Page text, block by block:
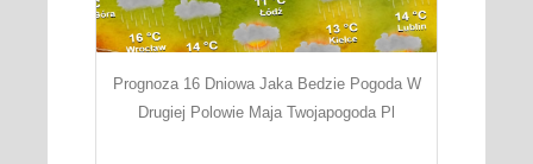
Prognoza 16 Dniowa Jaka Bedzie Pogoda W
Drugiej Polowie Maja Twojapogoda Pl